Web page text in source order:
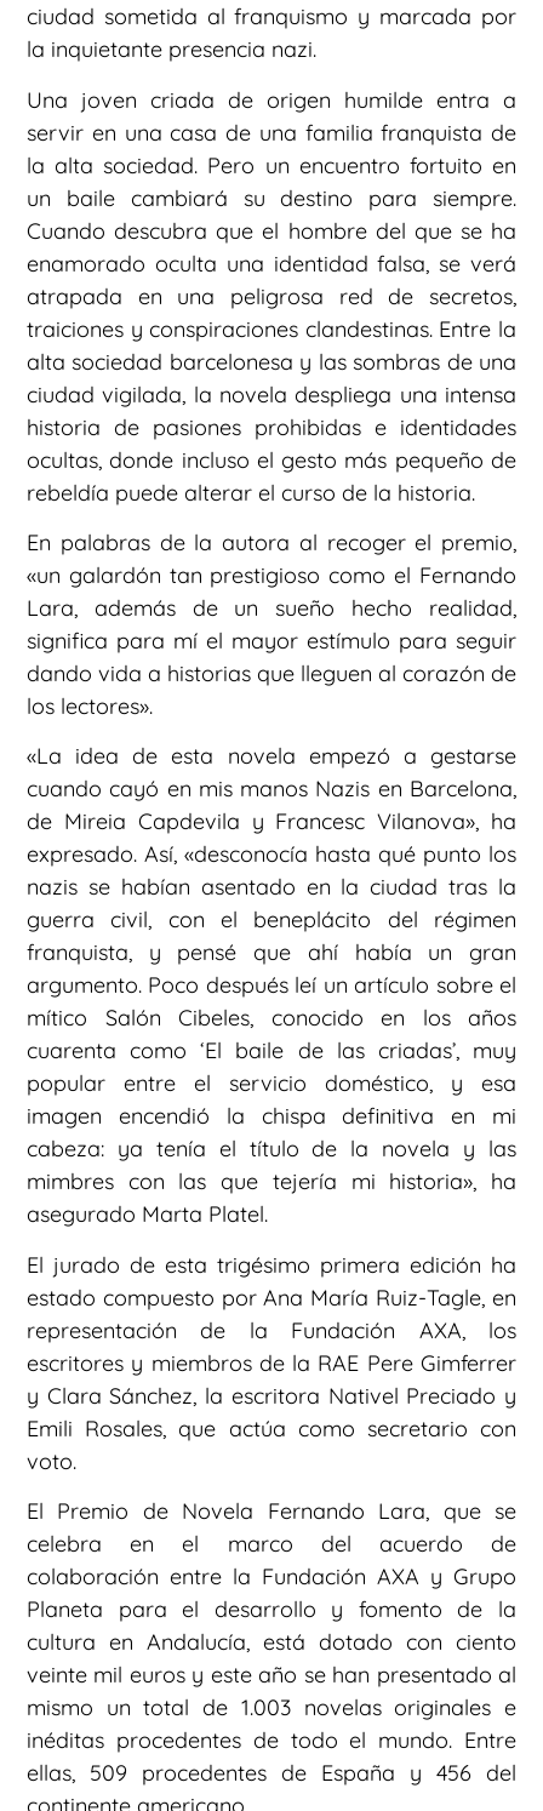
ciudad sometida al franquismo y marcada por
la inquietante presencia nazi.
Una joven criada de origen humilde entra a
servir en una casa de una familia franquista de
la alta sociedad. Pero un encuentro fortuito en
un baile cambiará su destino para siempre.
Cuando descubra que el hombre del que se ha
enamorado oculta una identidad falsa, se verá
atrapada en una peligrosa red de secretos,
traiciones y conspiraciones clandestinas. Entre la
alta sociedad barcelonesa y las sombras de una
ciudad vigilada, la novela despliega una intensa
historia de pasiones prohibidas e identidades
ocultas, donde incluso el gesto más pequeño de
rebeldía puede alterar el curso de la historia.
En palabras de la autora al recoger el premio,
«un galardón tan prestigioso como el Fernando
Lara, además de un sueño hecho realidad,
significa para mí el mayor estímulo para seguir
dando vida a historias que lleguen al corazón de
los lectores».
«La idea de esta novela empezó a gestarse
cuando cayó en mis manos Nazis en Barcelona,
de Mireia Capdevila y Francesc Vilanova», ha
expresado. Así, «desconocía hasta qué punto los
nazis se habían asentado en la ciudad tras la
guerra civil, con el beneplácito del régimen
franquista, y pensé que ahí había un gran
argumento. Poco después leí un artículo sobre el
mítico Salón Cibeles, conocido en los años
cuarenta como ‘El baile de las criadas’, muy
popular entre el servicio doméstico, y esa
imagen encendió la chispa definitiva en mi
cabeza: ya tenía el título de la novela y las
mimbres con las que tejería mi historia», ha
asegurado Marta Platel.
El jurado de esta trigésimo primera edición ha
estado compuesto por Ana María Ruiz-Tagle, en
representación de la Fundación AXA, los
escritores y miembros de la RAE Pere Gimferrer
y Clara Sánchez, la escritora Nativel Preciado y
Emili Rosales, que actúa como secretario con
voto.
El Premio de Novela Fernando Lara, que se
celebra en el marco del acuerdo de
colaboración entre la Fundación AXA y Grupo
Planeta para el desarrollo y fomento de la
cultura en Andalucía, está dotado con ciento
veinte mil euros y este año se han presentado al
mismo un total de 1.003 novelas originales e
inéditas procedentes de todo el mundo. Entre
ellas, 509 procedentes de España y 456 del